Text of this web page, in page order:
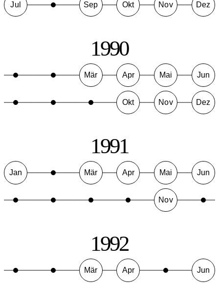
Jul Sep Okt Nov Dez
1990
Mär Apr Mai Jun
Okt Nov Dez
1991
Jan Mär Apr Mai Jun
Nov
1992
Mär Apr Jun